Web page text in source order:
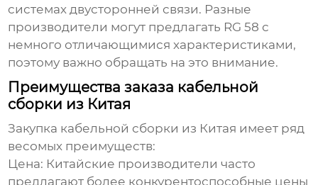
системах двусторонней связи. Разные
производители могут предлагать RG 58 с
немного отличающимися характеристиками,
поэтому важно обращать на это внимание.
Преимущества заказа кабельной
сборки из Китая
Закупка кабельной сборки из Китая имеет ряд
весомых преимуществ:
Цена: Китайские производители часто
предлагают более конкурентоспособные цены